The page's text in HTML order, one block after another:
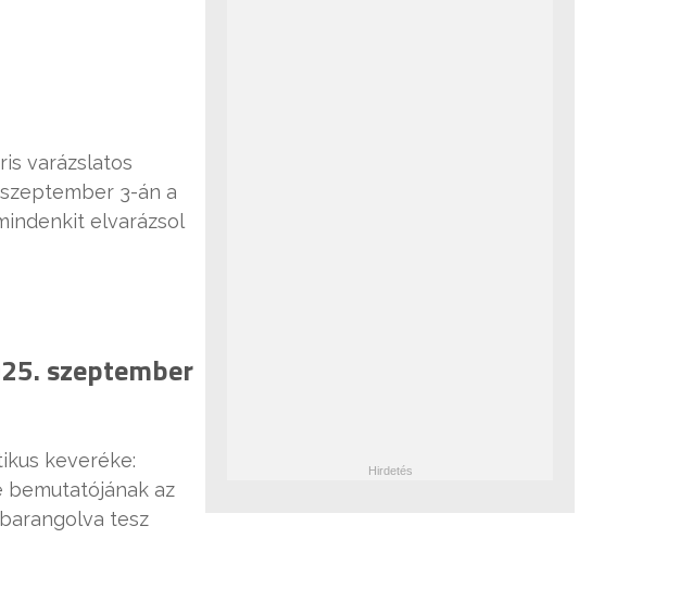
varázslatos
3-án a
elvarázsol
szeptember
keveréke:
bemutatójának az
tesz